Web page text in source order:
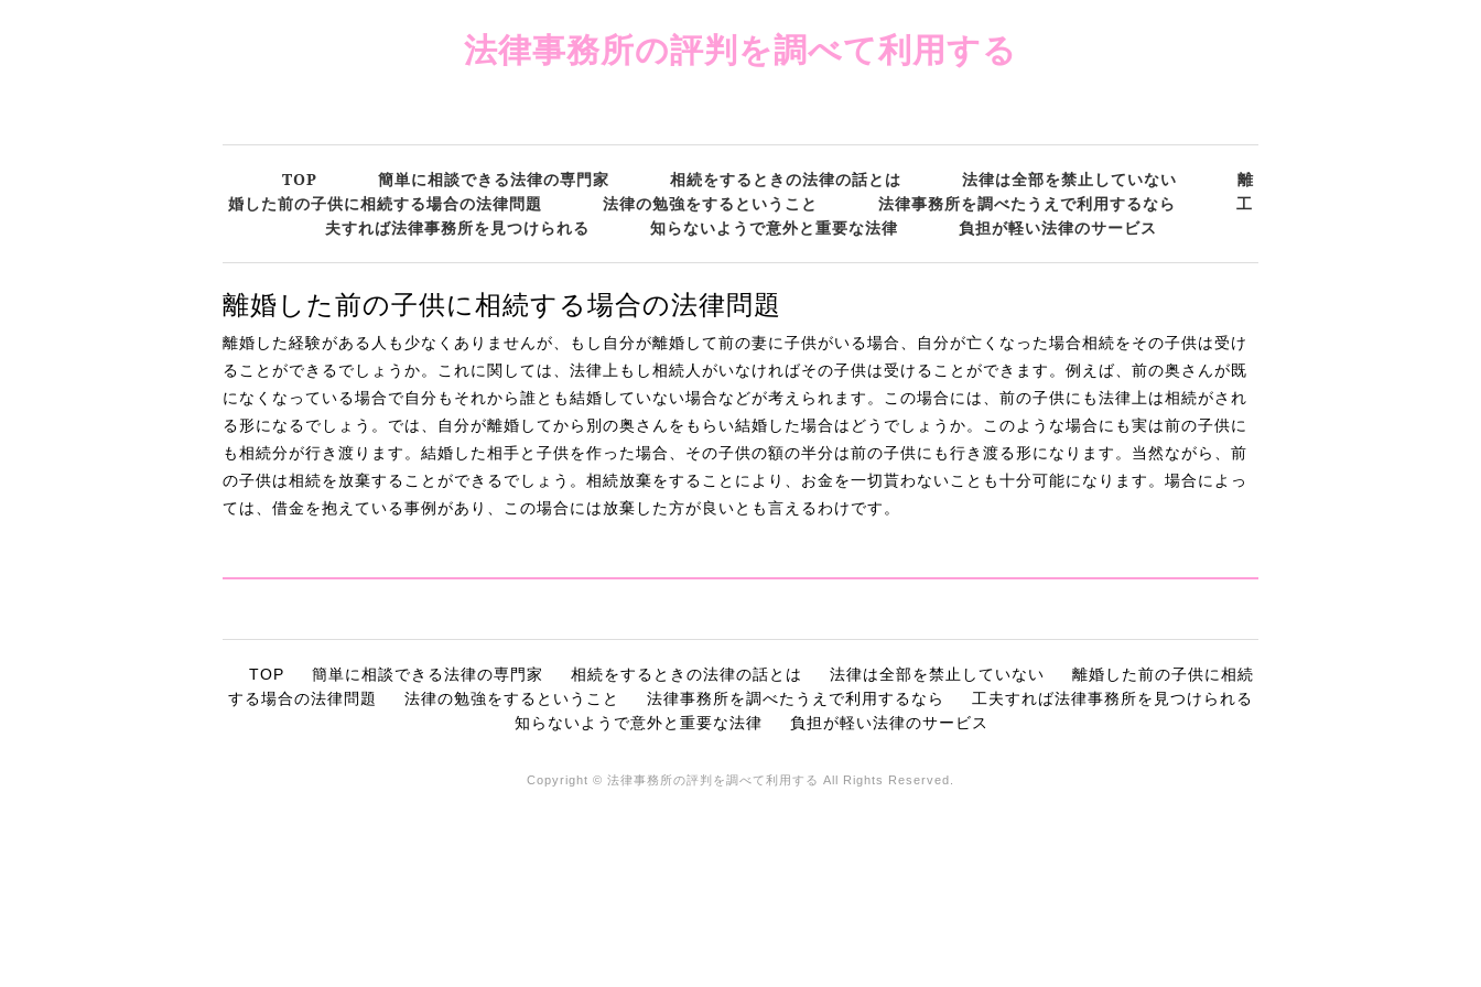
法律事務所の評判を調べて利用する
TOP 簡単に相談できる法律の専門家 相続をするときの法律の話とは 法律は全部を禁止していない
離
婚した前の子供に相続する場合の法律問題
法律の勉強をするということ 法律事務所を調べたうえで利用するなら
工
夫すれば法律事務所を見つけられる
知らないようで意外と重要な法律 負担が軽い法律のサービス
離婚した前の子供に相続する場合の法律問題
離婚した経験がある人も少なくありませんが、もし自分が離婚して前の妻に子供がいる場合、自分が亡くなった場合相続をその子供は受け
ることができるでしょうか。これに関しては、法律上もし相続人がいなければその子供は受けることができます。例えば、前の奥さんが既
になくなっている場合で自分もそれから誰とも結婚していない場合などが考えられます。この場合には、前の子供にも法律上は相続がされ
る形になるでしょう。では、自分が離婚してから別の奥さんをもらい結婚した場合はどうでしょうか。このような場合にも実は前の子供に
も相続分が行き渡ります。結婚した相手と子供を作った場合、その子供の額の半分は前の子供にも行き渡る形になります。当然ながら、前
の子供は相続を放棄することができるでしょう。相続放棄をすることにより、お金を一切貰わないことも十分可能になります。場合によっ
ては、借金を抱えている事例があり、この場合には放棄した方が良いとも言えるわけです。
TOP 簡単に相談できる法律の専門家 相続をするときの法律の話とは 法律は全部を禁止していない
離婚した前の子供に相続
する場合の法律問題
法律の勉強をするということ 法律事務所を調べたうえで利用するなら
工夫すれば法律事務所を見つけられる
知らないようで意外と重要な法律
負担が軽い法律のサービス
Copyright © 法律事務所の評判を調べて利用する All Rights Reserved.